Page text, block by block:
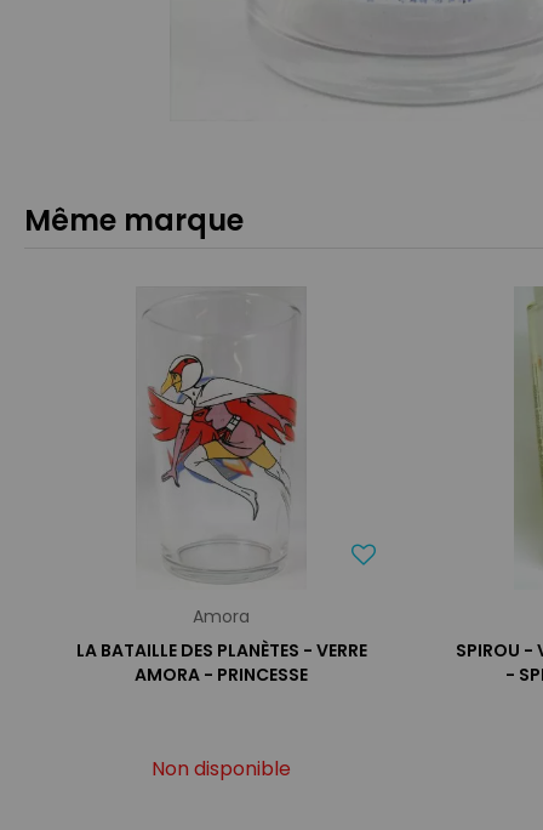
Même marque
Amora
LA BATAILLE DES PLANÈTES - VERRE
AMORA - PRINCESSE
Non disponible
SPIROU -
-